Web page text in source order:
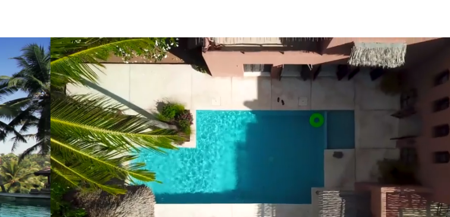
Reparaciónde piscinas
Servicio personalizado